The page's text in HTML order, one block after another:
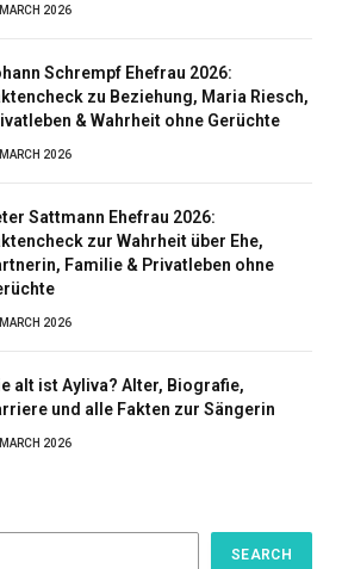
2026
Schrempf Ehefrau 2026:
zu Beziehung, Maria Riesch,
& Wahrheit ohne Gerüchte
2026
Sattmann Ehefrau 2026:
zur Wahrheit über Ehe,
Familie & Privatleben ohne
2026
alt ist Ayliva? Alter, Biografie,
und alle Fakten zur Sängerin
2026
SEARCH